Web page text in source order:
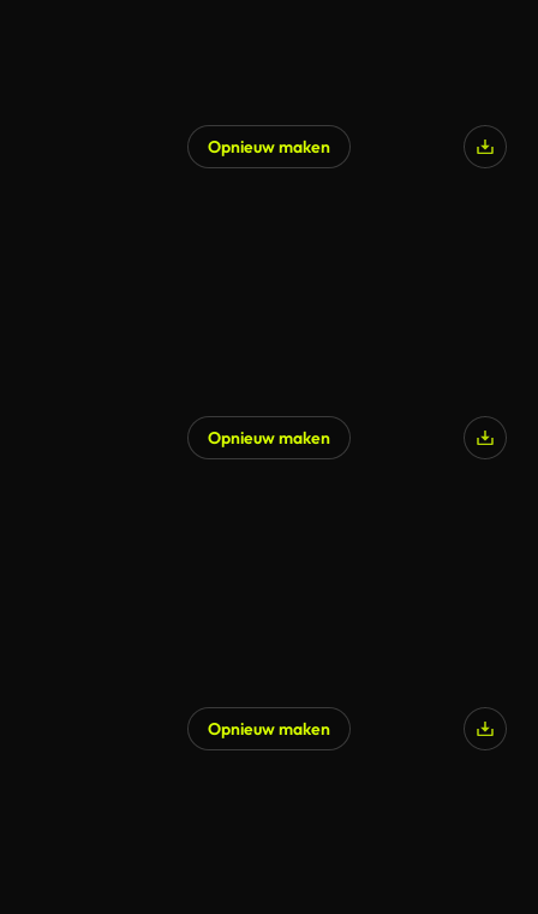
Opnieuw maken
Opnieuw maken
Opnieuw maken